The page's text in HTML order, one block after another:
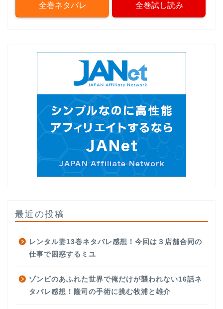
全巻ネタバレ 全巻試し読み
最近の投稿
レンタル妻13巻ネタバレ感想！今回は３店舗合同の
仕事で困惑するミユ
ゾンビのあふれた世界で俺だけが襲われない16話ネ
タバレ感想！隆司の手術に挑む牧浦と雄介